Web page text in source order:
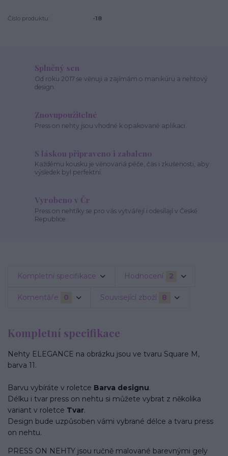
Číslo produktu: -18
Splněný sen
Od roku 2017 se věnuji a zajímám o manikúru a nehtový
design.
Znovupoužitelné
Press on nehty jsou vhodné k opakované aplikaci.
S láskou připraveno i zabaleno
Každému kousku je věnovaná péče, čas i zkušenosti, aby
výsledek byl perfektní.
Vyrobeno v Čr
Press on nehtíky se pro vás vytvářejí i odesílají v České
Republice.
Kompletní specifikace Hodnocení 2
Komentáře 0 Související zboží 8
Kompletní specifikace
Nehty ELEGANCE na obrázku jsou ve tvaru Square M,
barva 11.
Barvu vybíráte v roletce Barva designu.
Délku i tvar press on nehtu si můžete vybrat z několika
variant v roletce Tvar.
Design bude uzpůsoben vámi vybrané délce a tvaru press
on nehtu.
PRESS ON NEHTY jsou ručně malované barevnými gely